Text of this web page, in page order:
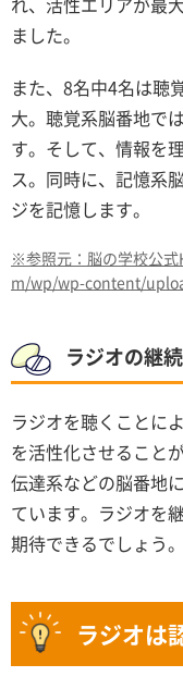
ました。
また、8名中4名は聴
大。聴覚系脳番地で
す。そして、情報を
ス。同時に、記憶系
ジを記憶します。
※参照元：脳の学校公
m/wp/wp-content/
ラジオの継
ラジオを聴くことに
を活性化させること
伝達系などの脳番地
ています。ラジオを
期待できるでしょう。
ラジオは